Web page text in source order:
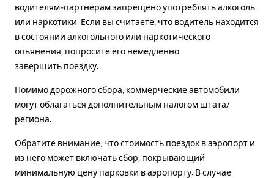
водителям-партнерам запрещено употреблять алкоголь
или наркотики. Если вы считаете, что водитель находится
в состоянии алкогольного или наркотического
опьянения, попросите его немедленно
завершить поездку.
Помимо дорожного сбора, коммерческие автомобили
могут облагаться дополнительным налогом штата/
региона.
Обратите внимание, что стоимость поездок в аэропорт и
из него может включать сбор, покрывающий
минимальную цену парковки в аэропорту. В случае